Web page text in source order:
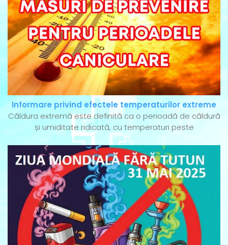
Informare privind efectele temperaturilor extreme
Căldura extremă este definită ca o perioadă de căldură
și umiditate ridicată, cu temperaturi peste